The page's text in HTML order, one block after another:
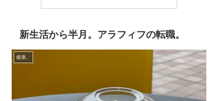
新生活から半月。アラフィフの転職。
健康。